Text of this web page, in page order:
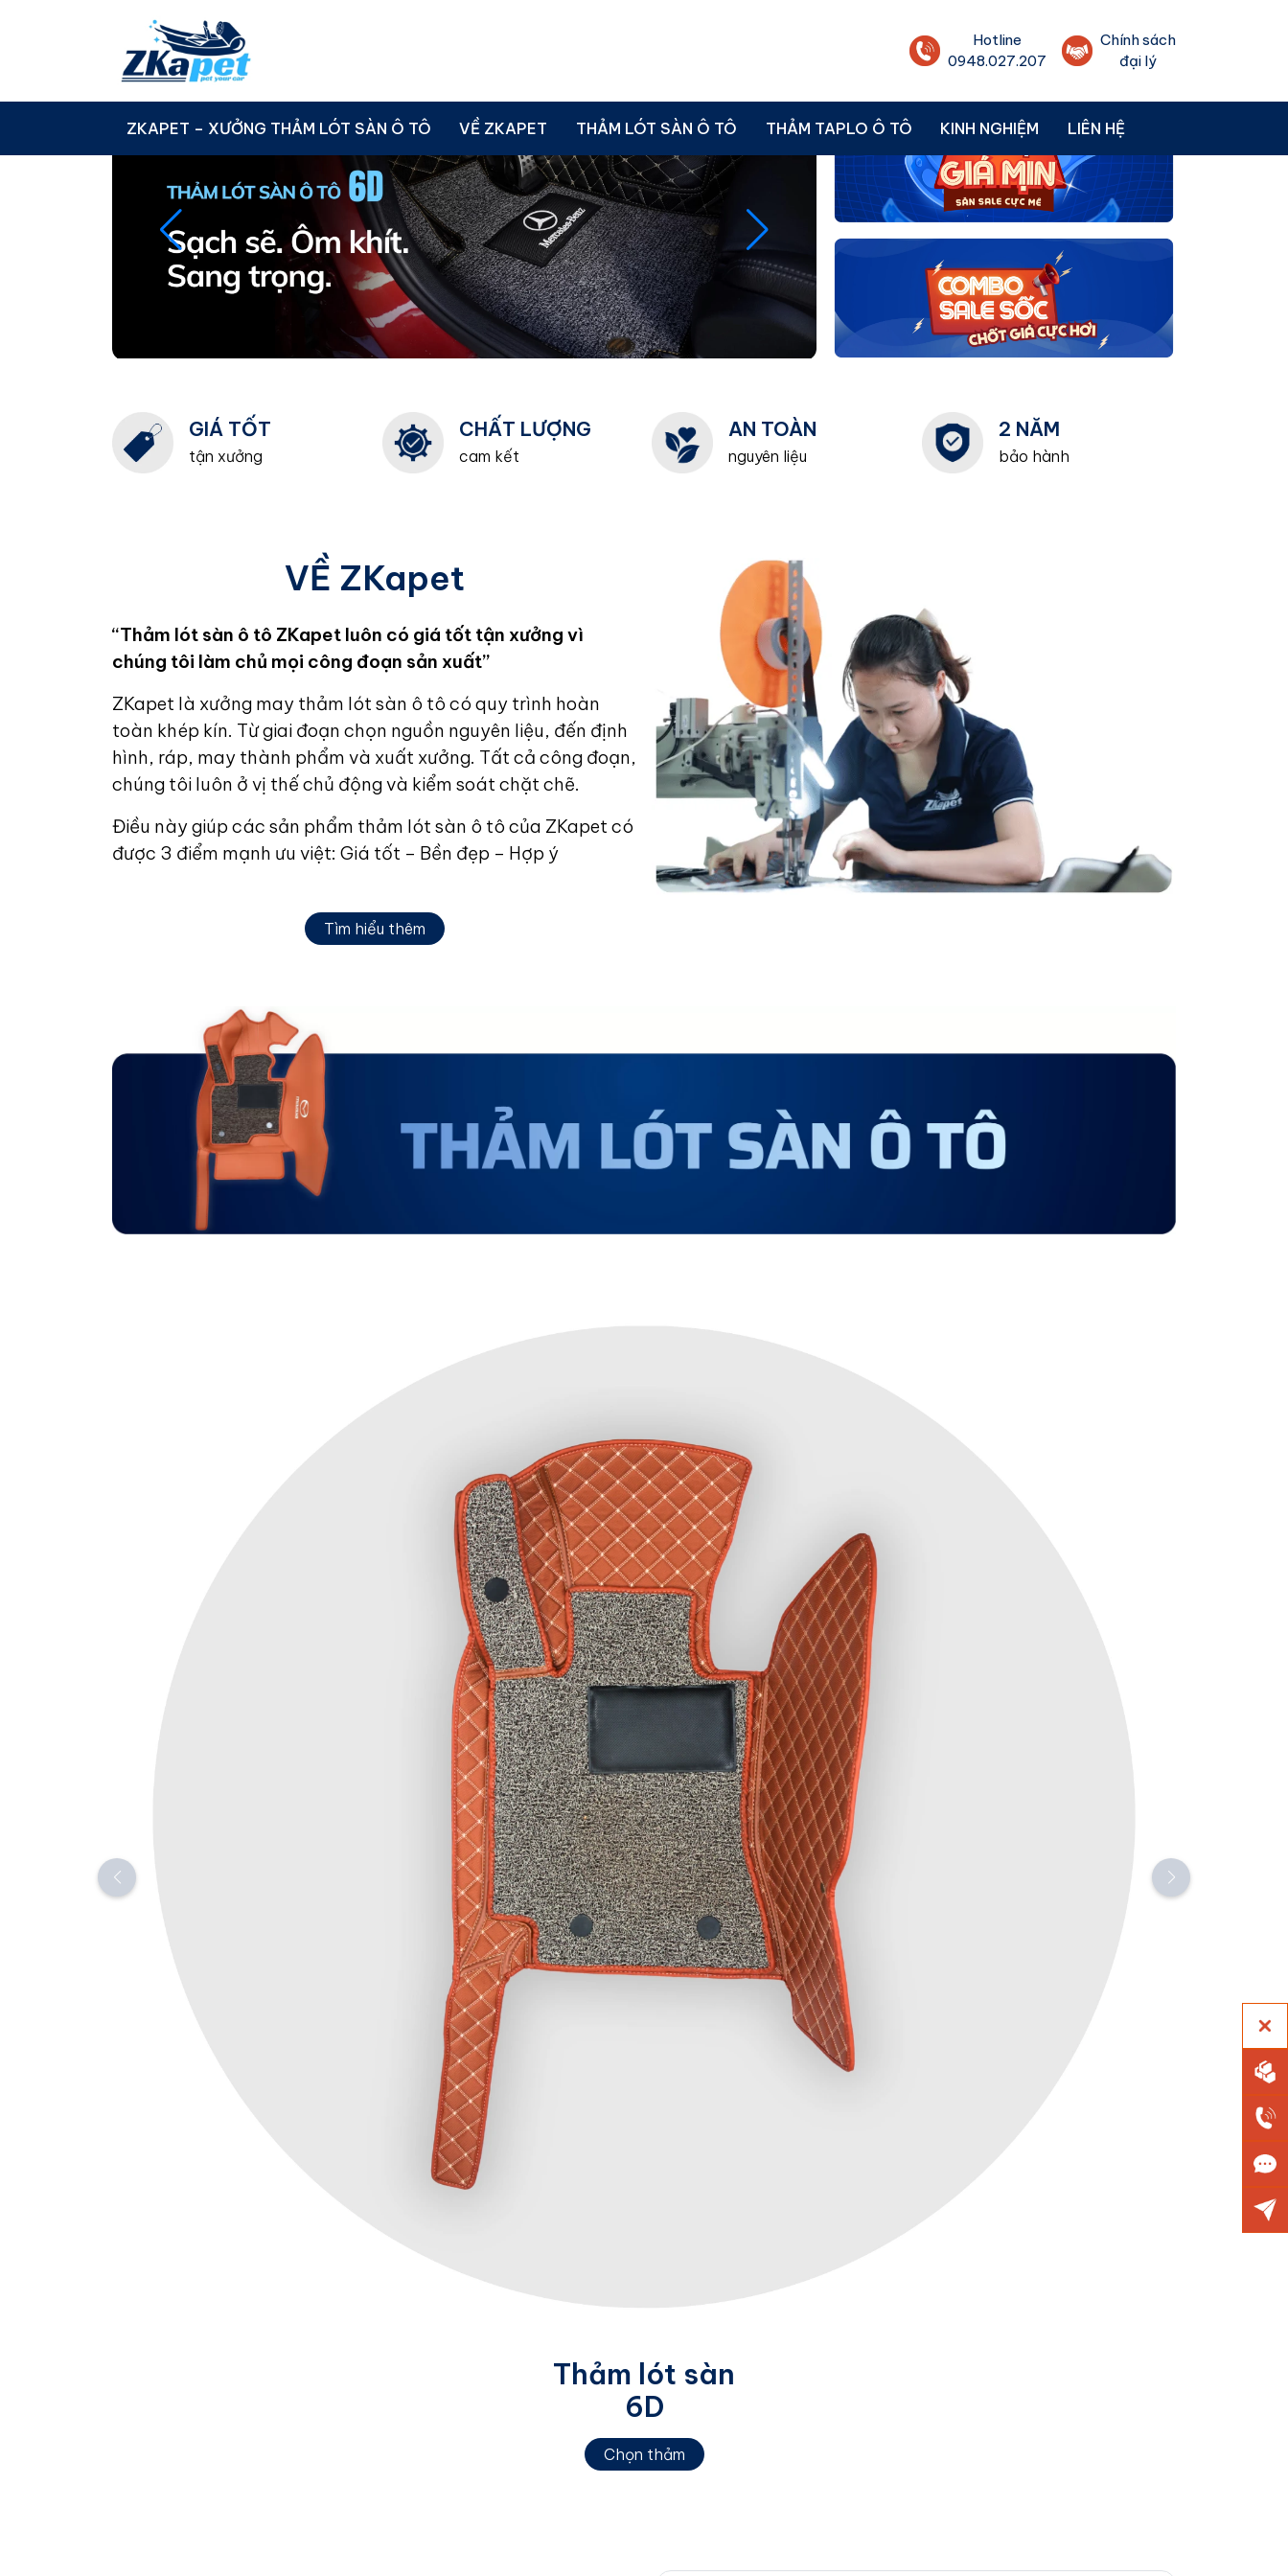
Hotline
0948.027.207
Chính sách
đại lý
ZKAPET – XƯỞNG THẢM LÓT SÀN Ô TÔ VỀ ZKAPET THẢM LÓT SÀN Ô TÔ THẢM TAPLO Ô TÔ KINH NGHIỆM LIÊN HỆ
GIÁ TỐT
tận xưởng
CHẤT LƯỢNG
cam kết
AN TOÀN
nguyên liệu
2 NĂM
bảo hành
VỀ ZKapet
“Thảm lót sàn ô tô ZKapet luôn có giá tốt tận xưởng vì
chúng tôi làm chủ mọi công đoạn sản xuất”
ZKapet là xưởng may thảm lót sàn ô tô có quy trình hoàn
toàn khép kín. Từ giai đoạn chọn nguồn nguyên liệu, đến định
hình, ráp, may thành phẩm và xuất xưởng. Tất cả công đoạn,
chúng tôi luôn ở vị thế chủ động và kiểm soát chặt chẽ.
Điều này giúp các sản phẩm thảm lót sàn ô tô của ZKapet có
được 3 điểm mạnh ưu việt: Giá tốt – Bền đẹp – Hợp ý
Tìm hiểu thêm
Thảm lót sàn
6D
Chọn thảm